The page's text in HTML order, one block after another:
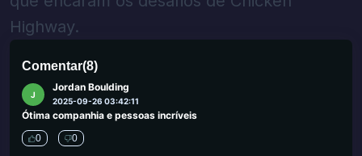
Highway.
Comentar(8)
JC Mendoza
Muito bom hotel e excelente serviço.
J
Jordan Boulding
2025-09-26 03:42:11
Ótima companhia e pessoas incríveis
0 0